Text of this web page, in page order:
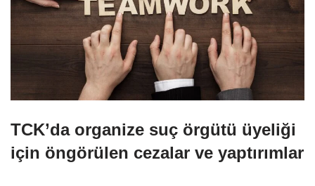
TCK’da organize suç örgütü üyeliği
için öngörülen cezalar ve yaptırımlar